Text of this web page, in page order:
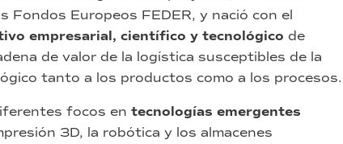
Fondos Europeos FEDER, y nació con el
empresarial, científico y tecnológico de
de valor de la logística susceptibles de la
tanto a los productos como a los procesos.
focos en tecnologías emergentes
3D, la robótica y los almacenes